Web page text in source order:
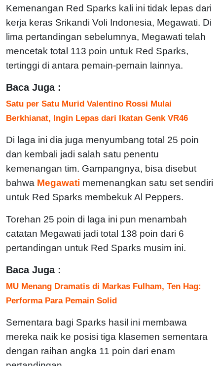
Kemenangan Red Sparks kali ini tidak lepas dari
kerja keras Srikandi Voli Indonesia, Megawati. Di
lima pertandingan sebelumnya, Megawati telah
mencetak total 113 poin untuk Red Sparks,
tertinggi di antara pemain-pemain lainnya.
Baca Juga :
Satu per Satu Murid Valentino Rossi Mulai
Berkhianat, Ingin Lepas dari Ikatan Genk VR46
Di laga ini dia juga menyumbang total 25 poin
dan kembali jadi salah satu penentu
kemenangan tim. Gampangnya, bisa disebut
bahwa Megawati memenangkan satu set sendiri
untuk Red Sparks membekuk Al Peppers.
Torehan 25 poin di laga ini pun menambah
catatan Megawati jadi total 138 poin dari 6
pertandingan untuk Red Sparks musim ini.
Baca Juga :
MU Menang Dramatis di Markas Fulham, Ten Hag:
Performa Para Pemain Solid
Sementara bagi Sparks hasil ini membawa
mereka naik ke posisi tiga klasemen sementara
dengan raihan angka 11 poin dari enam